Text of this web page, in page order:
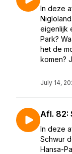
In deze
eigenlijk
Park?
het de
komen?
July 14,
Afl. 82:
In deze
Schwur
Hansa-